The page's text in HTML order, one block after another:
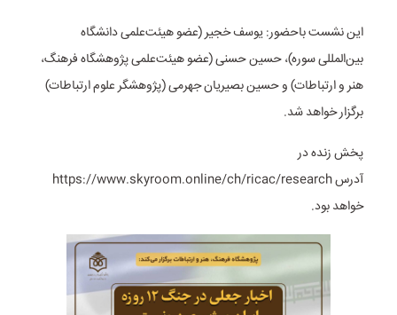
این نشست باحضور: یوسف خجیر (عضو هیئت‌علمی دانشگاه
بین‌المللی سوره)، حسین حسنی (عضو هیئت‌علمی پژوهشگاه فرهنگ،
هنر و ارتباطات) و حسین بصیریان جهرمی (پژوهشگر علوم ارتباطات)
برگزار خواهد شد.
پخش زنده در
آدرس https://www.skyroom.online/ch/ricac/research
خواهد بود.